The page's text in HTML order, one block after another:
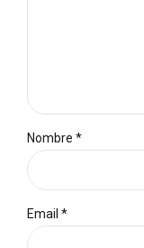
Nombre *
Email *